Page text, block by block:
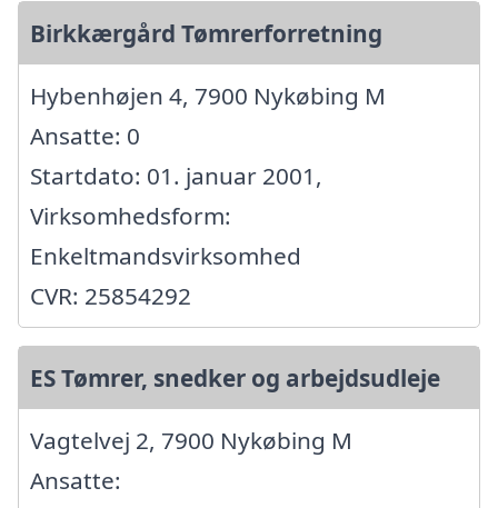
Birkkærgård Tømrerforretning
Hybenhøjen 4, 7900 Nykøbing M
Ansatte: 0
Startdato: 01. januar 2001,
Virksomhedsform:
Enkeltmandsvirksomhed
CVR: 25854292
ES Tømrer, snedker og arbejdsudleje
Vagtelvej 2, 7900 Nykøbing M
Ansatte: